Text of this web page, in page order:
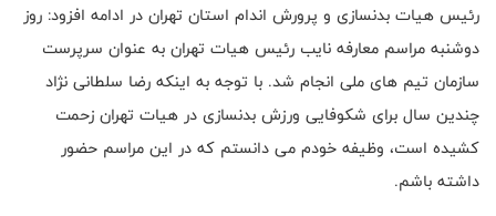
رئیس هیات بدنسازی و پرورش اندام استان تهران در ادامه افزود: روز
دوشنبه مراسم معارفه نایب رئیس هیات تهران به عنوان سرپرست
سازمان تیم های ملی انجام شد. با توجه به اینکه رضا سلطانی نژاد
چندین سال برای شکوفایی ورزش بدنسازی در هیات تهران زحمت
کشیده است، وظیفه خودم می دانستم که در این مراسم حضور
داشته باشم.